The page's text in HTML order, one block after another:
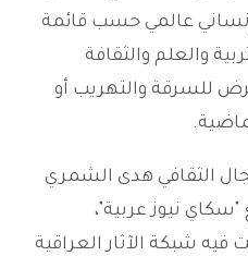
عالمي حسب قائمة
والعلم والثقافة
للسرقة والتهريب أو
الثقافي هدى الشمري
نيوز عربية"،
فيه شبكة الآثار العراقية